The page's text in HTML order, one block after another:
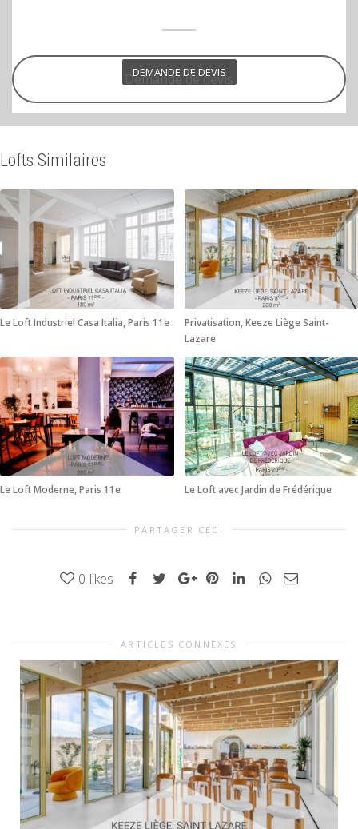
DEMANDE DE DEVIS
Demande de devis
Lofts Similaires
Le Loft Industriel Casa Italia, Paris 11e
Privatisation, Keeze Liège Saint-
Lazare
Le Loft Moderne, Paris 11e Le Loft avec Jardin de Frédérique
PARTAGER CECI
0 likes
ARTICLES CONNEXES